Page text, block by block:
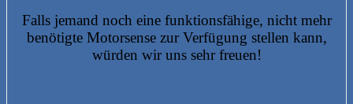
Falls jemand noch eine funktionsfähige, nicht mehr
benötigte Motorsense zur Verfügung stellen kann,
würden wir uns sehr freuen!